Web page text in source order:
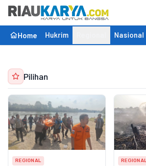
Home Hukrim Nasional
Pilihan
REGIONAL